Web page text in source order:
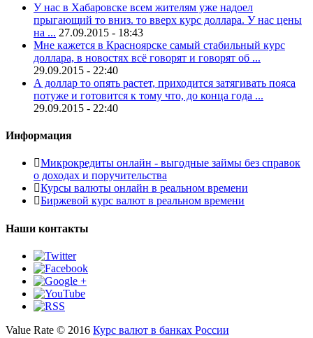
У нас в Хабаровске всем жителям уже надоел
прыгающий то вниз. то вверх курс доллара. У нас цены
на ... 27.09.2015 - 18:43
Мне кажется в Красноярске самый стабильный курс
доллара, в новостях всё говорят и говорят об ...
29.09.2015 - 22:40
А доллар то опять растет, приходится затягивать пояса
потуже и готовится к тому что, до конца года ...
29.09.2015 - 22:40
Информация
Микрокредиты онлайн - выгодные займы без справок
о доходах и поручительства
Курсы валюты онлайн в реальном времени
Биржевой курс валют в реальном времени
Наши контакты
Value Rate © 2016 Курс валют в банках России